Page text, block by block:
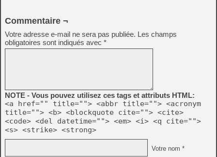
Commentaire ¬
Votre adresse e-mail ne sera pas publiée. Les champs
obligatoires sont indiqués avec *
NOTE - Vous pouvez utilisez ces tags et attributs HTML:
<a href="" title=""> <abbr title=""> <acronym
title=""> <b> <blockquote cite=""> <cite>
<code> <del datetime=""> <em> <i> <q cite="">
<s> <strike> <strong>
Votre nom *